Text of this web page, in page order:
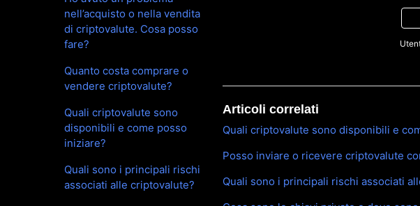
nell’acquisto o nella vendita
di criptovalute. Cosa posso
fare?
Quanto costa comprare o
vendere criptovalute?
Quali criptovalute sono
disponibili e come posso
iniziare?
Quali sono i principali rischi
associati alle criptovalute?
Articoli correlati
Quali criptovalute sono disponibili e
Posso inviare o ricevere criptovalute
Quali sono i principali rischi associati